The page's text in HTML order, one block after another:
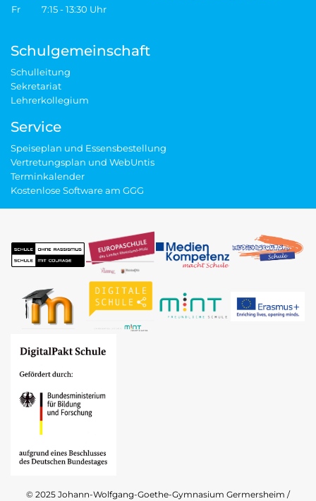
Fr 7:15 - 13:30 Uhr
Schulgemeinschaft
Schulleitung
Sekretariat
Lehrerkollegium
Service
Speiseplan und Essensbestellung
Vertretungsplan und WebUntis
Terminkalender
Kostenlose Software am GGG
© 2025 Johann-Wolfgang-Goethe-Gymnasium Germersheim /